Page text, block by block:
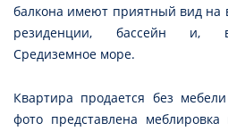
балкона имеют приятный вид
резиденции, бассейн и,
Средиземное море.
Квартира продается без
фото представлена